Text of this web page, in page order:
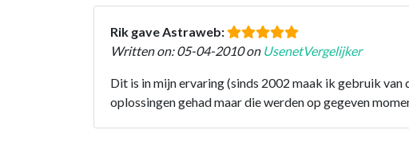
Rik gave Astraweb:
Written on: 05-04-2010 on UsenetVergelijker
Dit is in mijn ervaring (sinds 2002 maak ik gebruik
oplossingen gehad maar die werden op gegeven